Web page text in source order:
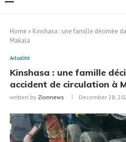
Home » Kinshasa : une famille décimée
Makala
Actualité
Kinshasa : une famille
accident de circulation à
written by Zionnews December 28,